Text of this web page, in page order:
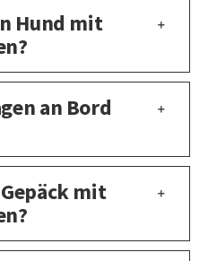
Hund mit
an Bord
mit